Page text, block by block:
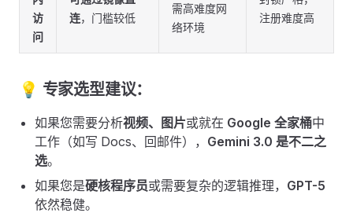
访
问
连，门槛较低
需高难度网
络环境
注册难度高
💡 专家选型建议：
如果您需要分析视频、图片或就在 Google 全家桶中
工作（如写 Docs、回邮件）， Gemini 3.0 是不二之
选。
如果您是硬核程序员或需要复杂的逻辑推理， GPT-5
依然稳健。